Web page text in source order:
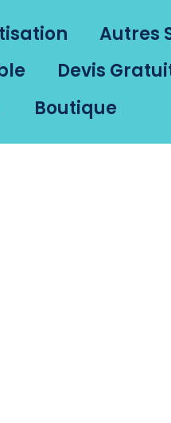
Autres
Devis
Boutique